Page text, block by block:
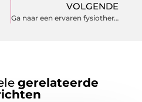
VOLGENDE
Ga naar een ervaren fysiotherapeut in omgeving Kaatsheuvel
gerelateerde